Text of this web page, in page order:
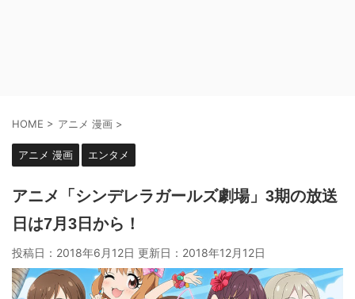
HOME > アニメ 漫画 >
アニメ 漫画 エンタメ
アニメ「シンデレラガールズ劇場」3期の放送
日は7月3日から！
投稿日：2018年6月12日 更新日： 2018年12月12日